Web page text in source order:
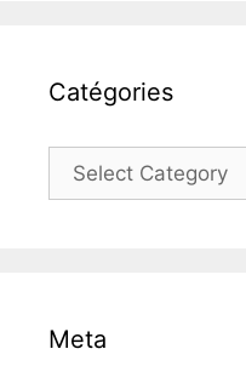
Catégories
r
Meta